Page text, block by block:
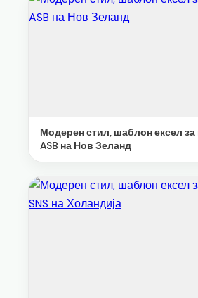
Модерен стил, шаблон ексел за
ASB на Нов Зеланд